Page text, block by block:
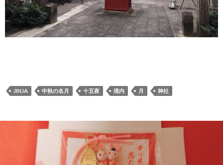
JINJA 中秋の名月 十五夜 境内 月 神社